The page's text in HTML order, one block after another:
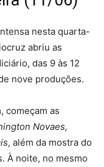
nesta quarta-
abriu as
das 9 às 12
nove produções.
começam as
Novaes,
, além da mostra do
À noite, no mesmo